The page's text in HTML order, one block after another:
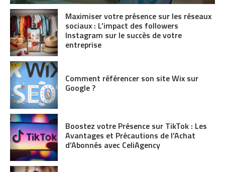
Maximiser votre présence sur les réseaux
sociaux : L’impact des followers
Instagram sur le succès de votre
entreprise
Comment référencer son site Wix sur
Google ?
Boostez votre Présence sur TikTok : Les
Avantages et Précautions de l’Achat
d’Abonnés avec CeliAgency